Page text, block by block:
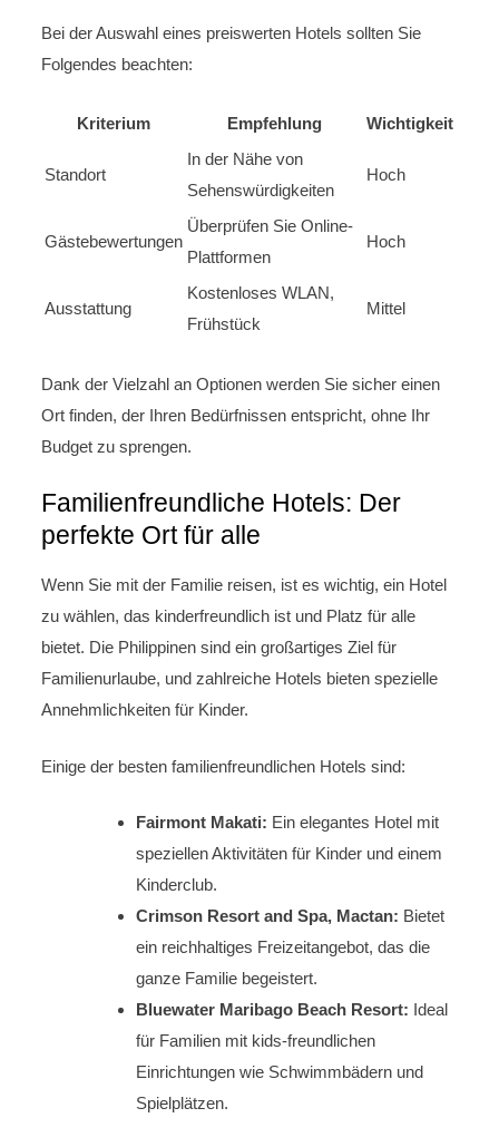
Bei der Auswahl eines preiswerten Hotels sollten Sie
Folgendes beachten:
Kriterium Empfehlung Wichtigkeit
Standort
In der Nähe von
Sehenswürdigkeiten
Hoch
Gästebewertungen
Überprüfen Sie Online-
Plattformen
Hoch
Ausstattung
Kostenloses WLAN,
Frühstück
Mittel
Dank der Vielzahl an Optionen werden Sie sicher einen
Ort finden, der Ihren Bedürfnissen entspricht, ohne Ihr
Budget zu sprengen.
Familienfreundliche Hotels: Der
perfekte Ort für alle
Wenn Sie mit der Familie reisen, ist es wichtig, ein Hotel
zu wählen, das kinderfreundlich ist und Platz für alle
bietet. Die Philippinen sind ein großartiges Ziel für
Familienurlaube, und zahlreiche Hotels bieten spezielle
Annehmlichkeiten für Kinder.
Einige der besten familienfreundlichen Hotels sind:
Fairmont Makati: Ein elegantes Hotel mit
speziellen Aktivitäten für Kinder und einem
Kinderclub.
Crimson Resort and Spa, Mactan: Bietet
ein reichhaltiges Freizeitangebot, das die
ganze Familie begeistert.
Bluewater Maribago Beach Resort: Ideal
für Familien mit kids-freundlichen
Einrichtungen wie Schwimmbädern und
Spielplätzen.